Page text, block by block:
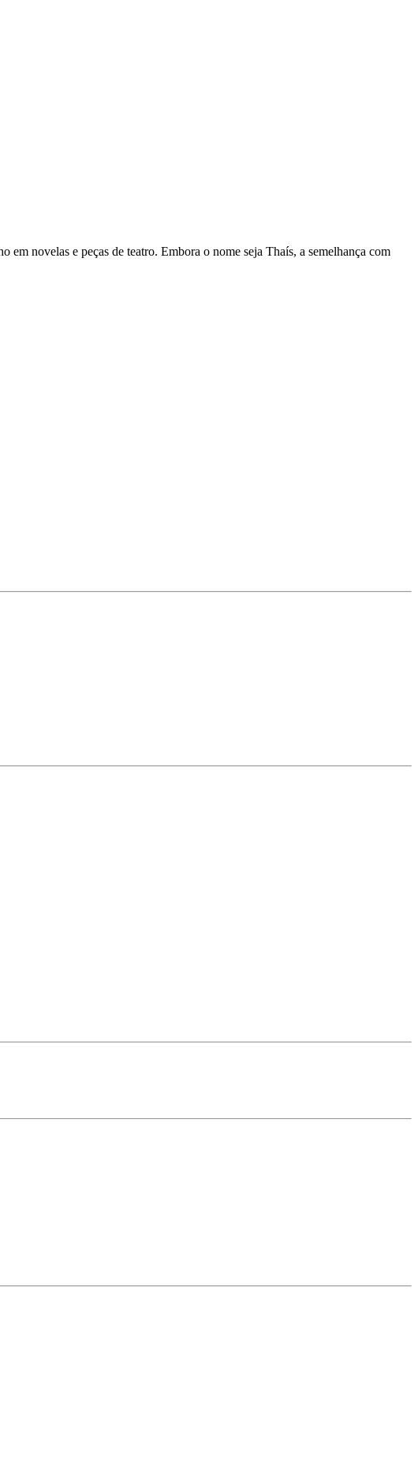
novelas e peças de teatro. Embora o nome seja Thaís, a semelhança com